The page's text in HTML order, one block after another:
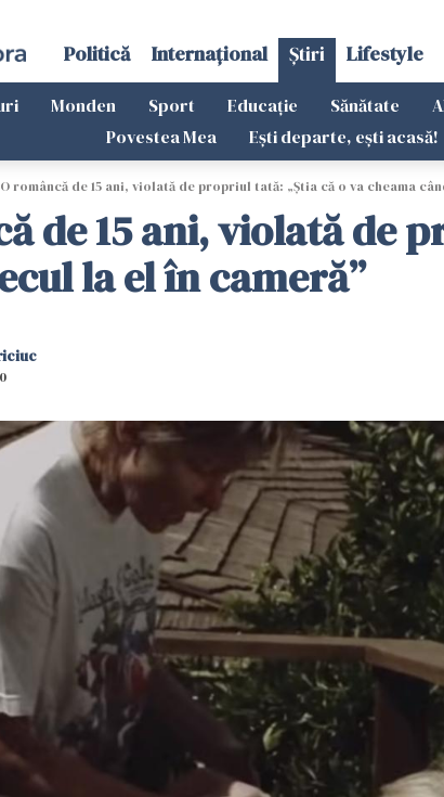
Politică Internațional Știri Lifestyle
Monden Sport Educație Sănătate
Povestea Mea
Ești departe, ești acasă!
O româncă de 15 ani, violată de propriul tată: „Știa că o va cheama
de 15 ani, violată de
la el în cameră”